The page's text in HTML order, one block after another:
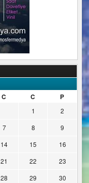
C C P
1
2
7 8
9
14 15
16
21 22
23
28 29
30